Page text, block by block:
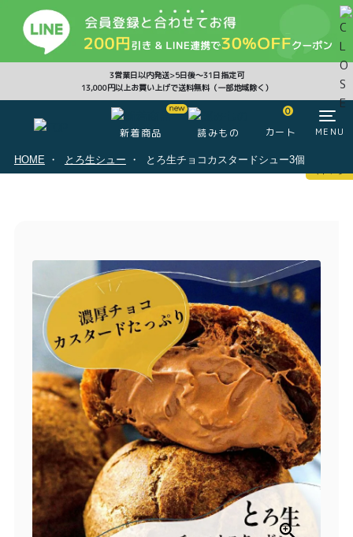
3営業日以内発送>5日後〜31日指定可
13,000円以上お買い上げで送料無料（一部地域除く）
新着商品 読みもの
0
カート MENU
CLOSE
0
商品一覧
とろ生ガトーショコラ
とろ生 まとめ買いお得
セット
お中元
紅茶toroaTea
とろ生チーズケーキ
濃抹茶とろ生ガトーシ
ョコラ
とろ生シュー
クッキー缶
HOME とろ生シュー とろ生チョコカスタードシュー3個